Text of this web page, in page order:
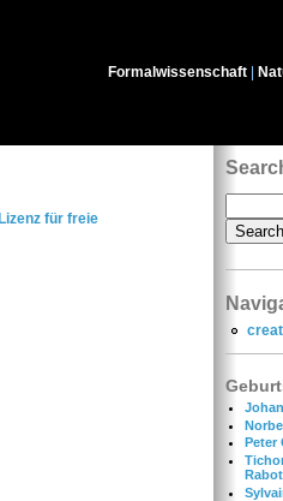
Formalwissenschaft
für freie
Peter